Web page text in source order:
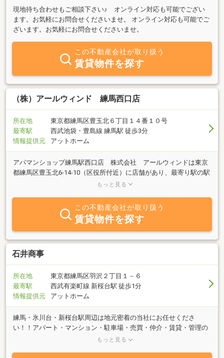
現地待ち合わせもご相談下さい♪ オンライン対応も可能でござい
ます。お気軽にお問合せくださいませ。 オンライン対応も可能でご
ざいます。お気軽にお問合せくださいませ。
この不動産会社が取り扱う
賃貸物件を探す
（株）アールウィンド 練馬西口店
所在地
東京都練馬区豊玉北６丁目１４番１０号
最寄駅
西武池袋・豊島線 練馬駅 徒歩3分
情報提供元
アットホーム
アパマンショップ練馬駅西口店 株式会社 アールウィンドは東京
都練馬区豊玉北6-14-10（区役所付近）に店舗があり、最寄り駅の駅
は西武池袋線練馬駅です。営業時間は１０：００～１９：００で、
ン、戸建ほか、事務所・店舗、駐車場、工場・倉庫。売買：新築一
戸建、中古マンション、中古一戸建、土地です。当店（アパマンシ
ョップ練馬西口店）は複数のインターネットサイトに情報を掲載し
ております関係で、アットホームサイトには情報数に限りがござい
ます。店頭での情報数はお任せ下さいませ！
もっと見る
この不動産会社が取り扱う
賃貸物件を探す
石井商事
所在地
東京都練馬区羽沢２丁目１－６
最寄駅
西武有楽町線 新桜台駅 徒歩1分
情報提供元
アットホーム
練馬・氷川台・新桜台駅周辺は地元密着の当社にお任せくださ
い！！アパート・マンション・駐車場・売買・仲介・賃貸・管理の
事何でもご相談ください☆お客様の立場になって親切・丁寧にご対
もっと見る